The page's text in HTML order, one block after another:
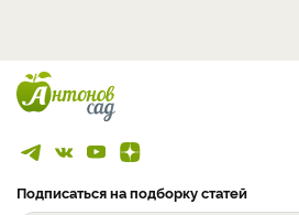
Подписаться на подборку статей